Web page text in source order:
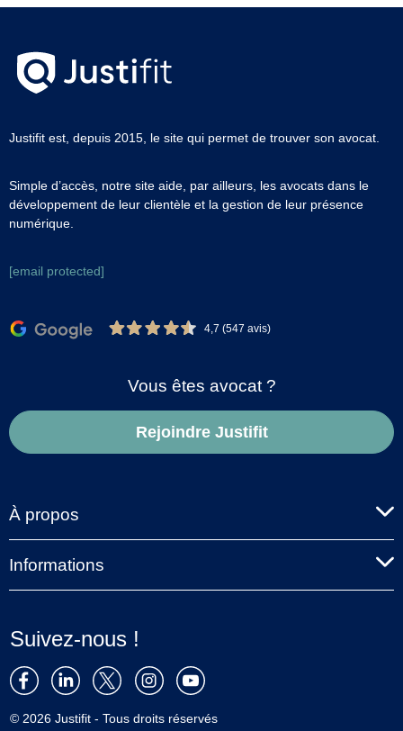
Justifit est, depuis 2015, le site qui permet de trouver son avocat.
Simple d’accès, notre site aide, par ailleurs, les avocats dans le
développement de leur clientèle et la gestion de leur présence
numérique.
[email protected]
4,7 (547 avis)
Vous êtes avocat ?
Rejoindre Justifit
À propos
Informations
Suivez-nous !
© 2026 Justifit - Tous droits réservés